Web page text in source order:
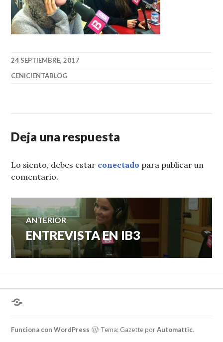
24 SEPTIEMBRE, 2017
CENICIENTABLOG
Deja una respuesta
Lo siento, debes estar conectado para publicar un
comentario.
Navegación
de
entradas
ANTERIOR
Entrada
anterior:
ENTREVISTA EN IB3
Funciona con WordPress Tema: Gazette porAutomattic.